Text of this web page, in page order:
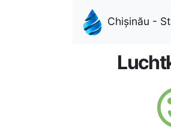
Chișinău -